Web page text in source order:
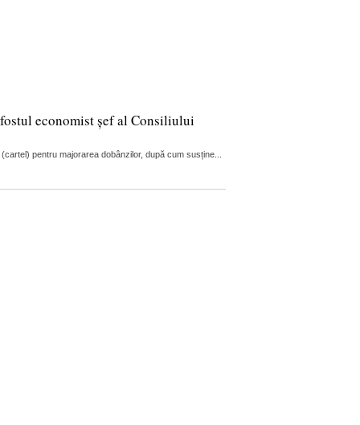
economist șef al Consiliului
pentru majorarea dobânzilor, după cum susține...